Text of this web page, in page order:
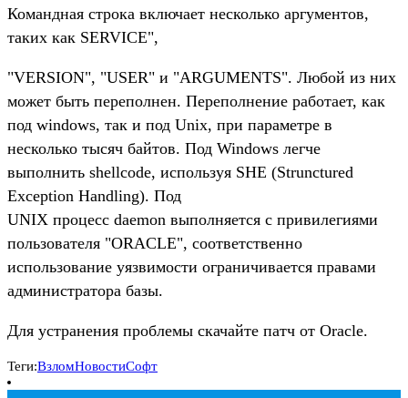
Командная строка включает несколько аргументов,
таких как SERVICE",
"VERSION", "USER" и "ARGUMENTS". Любой из них
может быть переполнен. Переполнение работает, как
под windows, так и под Unix, при параметре в
несколько тысяч байтов. Под Windows легче
выполнить shellcode, используя SHE (Strunctured
Exception Handling). Под
UNIX процесс daemon выполняется с привилегиями
пользователя "ORACLE", соответственно
использование уязвимости ограничивается правами
администратора базы.
Для устранения проблемы скачайте патч от Oracle.
Теги:ВзломНовостиСофт